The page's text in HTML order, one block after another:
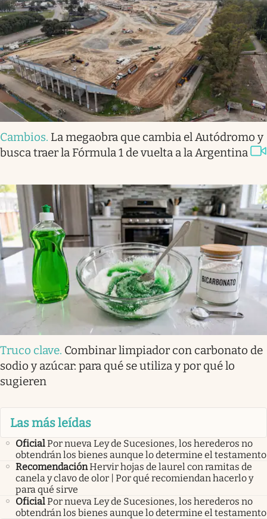
Cambios. La megaobra que cambia el Autódromo y
busca traer la Fórmula 1 de vuelta a la Argentina
Truco clave. Combinar limpiador con carbonato de
sodio y azúcar: para qué se utiliza y por qué lo
sugieren
Las más leídas
OficialPor nueva Ley de Sucesiones, los herederos no
obtendrán los bienes aunque lo determine el testamento
RecomendaciónHervir hojas de laurel con ramitas de
canela y clavo de olor | Por qué recomiendan hacerlo y
para qué sirve
OficialPor nueva Ley de Sucesiones, los herederos no
obtendrán los bienes aunque lo determine el testamento